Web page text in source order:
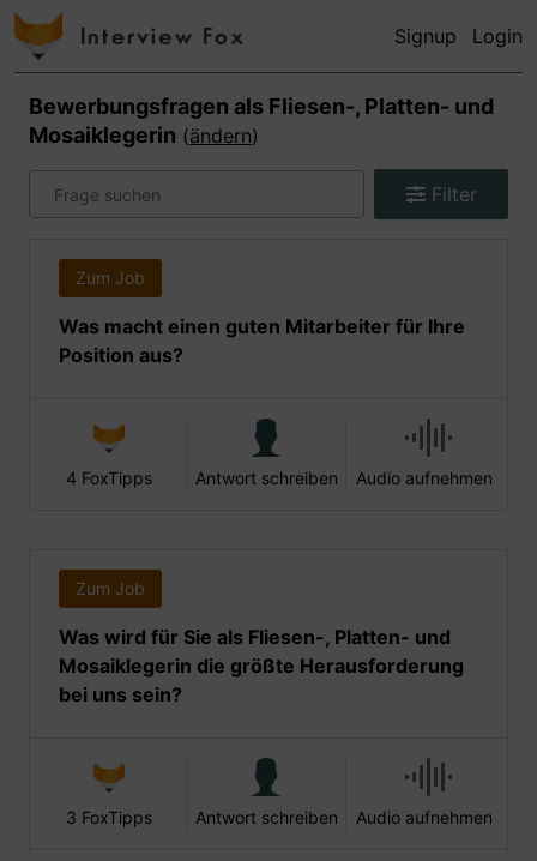
Signup Login
Bewerbungsfragen als Fliesen-, Platten- und
Mosaiklegerin (ändern)
Filter
Zum Job
Was macht einen guten Mitarbeiter für Ihre
Position aus?
4 FoxTipps Antwort schreiben Audio aufnehmen
Zum Job
Was wird für Sie als Fliesen-, Platten- und
Mosaiklegerin die größte Herausforderung
bei uns sein?
3 FoxTipps Antwort schreiben Audio aufnehmen